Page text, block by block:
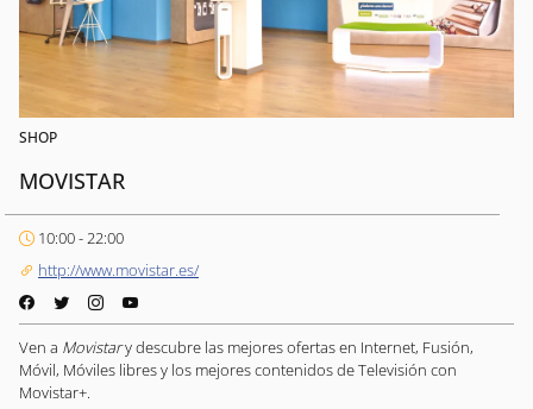
SHOP
MOVISTAR
10:00 - 22:00
http://www.movistar.es/
Ven a Movistary descubre las mejores ofertas en Internet, Fusión,
Móvil, Móviles libres y los mejores contenidos de Televisión con
Movistar+.